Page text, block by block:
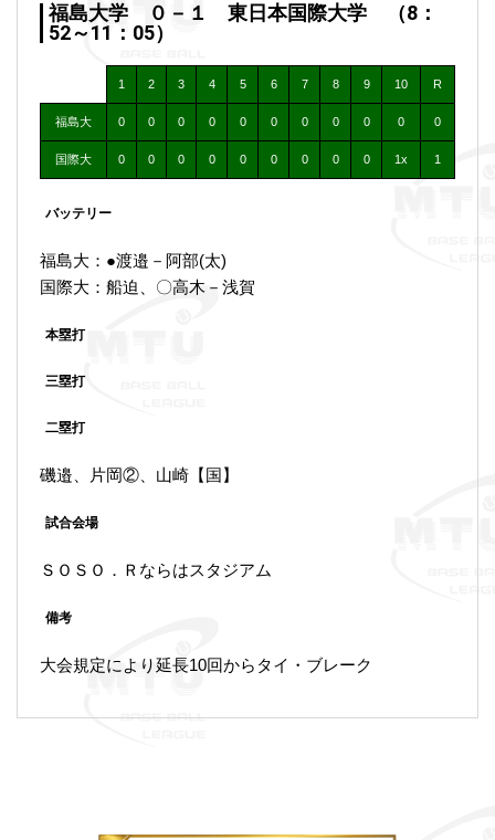
福島大学 ０－１ 東日本国際大学 （8：
52～11：05）
1 2 3 4 5 6 7 8 9 10 R
福島大 0 0 0 0 0 0 0 0 0 0 0
国際大 0 0 0 0 0 0 0 0 0 1x 1
バッテリー
福島大：●渡邉－阿部(太)
国際大：船迫、〇高木－浅賀
本塁打
三塁打
二塁打
磯邉、片岡②、山崎【国】
試合会場
ＳＯＳＯ．Ｒならはスタジアム
備考
大会規定により延長10回からタイ・ブレーク